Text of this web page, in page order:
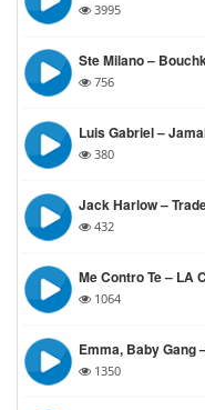
3995
Ste Milano –
756
Luis Gabriel –
380
Jack Harlow –
432
Me Contro Te – LA
1064
Emma, Baby Gang
1350